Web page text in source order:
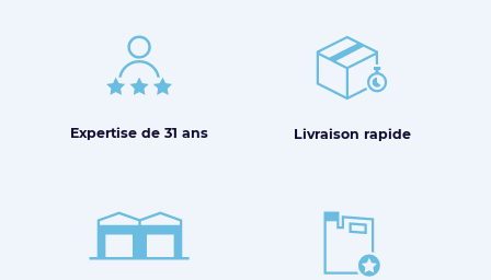
Expertise de 31 ans Livraison rapide